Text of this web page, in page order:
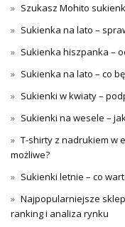
Szukasz Mohito
Sukienka na lato –
Sukienka hiszpanka –
Sukienka na lato – co
Sukienki w kwiaty –
Sukienki na wesele –
T-shirty z nadrukiem w
możliwe?
Sukienki letnie – co
Najpopularniejsze
ranking i analiza rynku